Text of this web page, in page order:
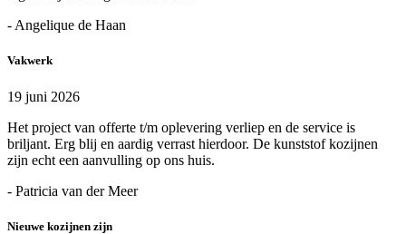
- Angelique de Haan
Vakwerk
19 juni 2026
Het project van offerte t/m oplevering verliep en de service is
briljant. Erg blij en aardig verrast hierdoor. De kunststof kozijnen
zijn echt een aanvulling op ons huis.
- Patricia van der Meer
Nieuwe kozijnen zijn